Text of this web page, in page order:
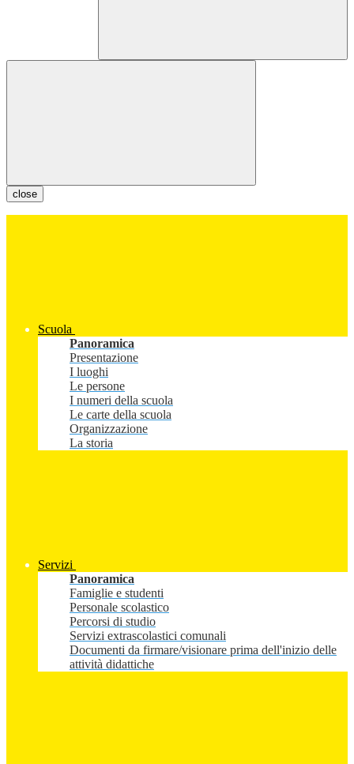
close
Scuola
Panoramica
Presentazione
I luoghi
Le persone
I numeri della scuola
Le carte della scuola
Organizzazione
La storia
Servizi
Panoramica
Famiglie e studenti
Personale scolastico
Percorsi di studio
Servizi extrascolastici comunali
Documenti da firmare/visionare prima dell'inizio delle
attività didattiche